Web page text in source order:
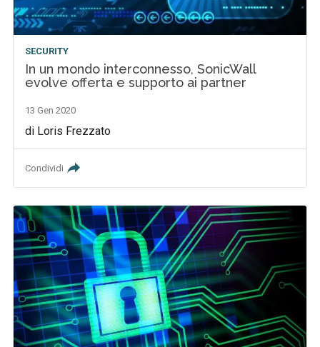
SECURITY
In un mondo interconnesso, SonicWall
evolve offerta e supporto ai partner
13 Gen 2020
di Loris Frezzato
Condividi